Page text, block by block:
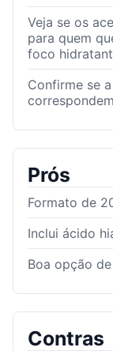
Veja se os
para quem
foco
Confirme se
Prós
Formato de
Inclui ácido
Boa opção
Contras